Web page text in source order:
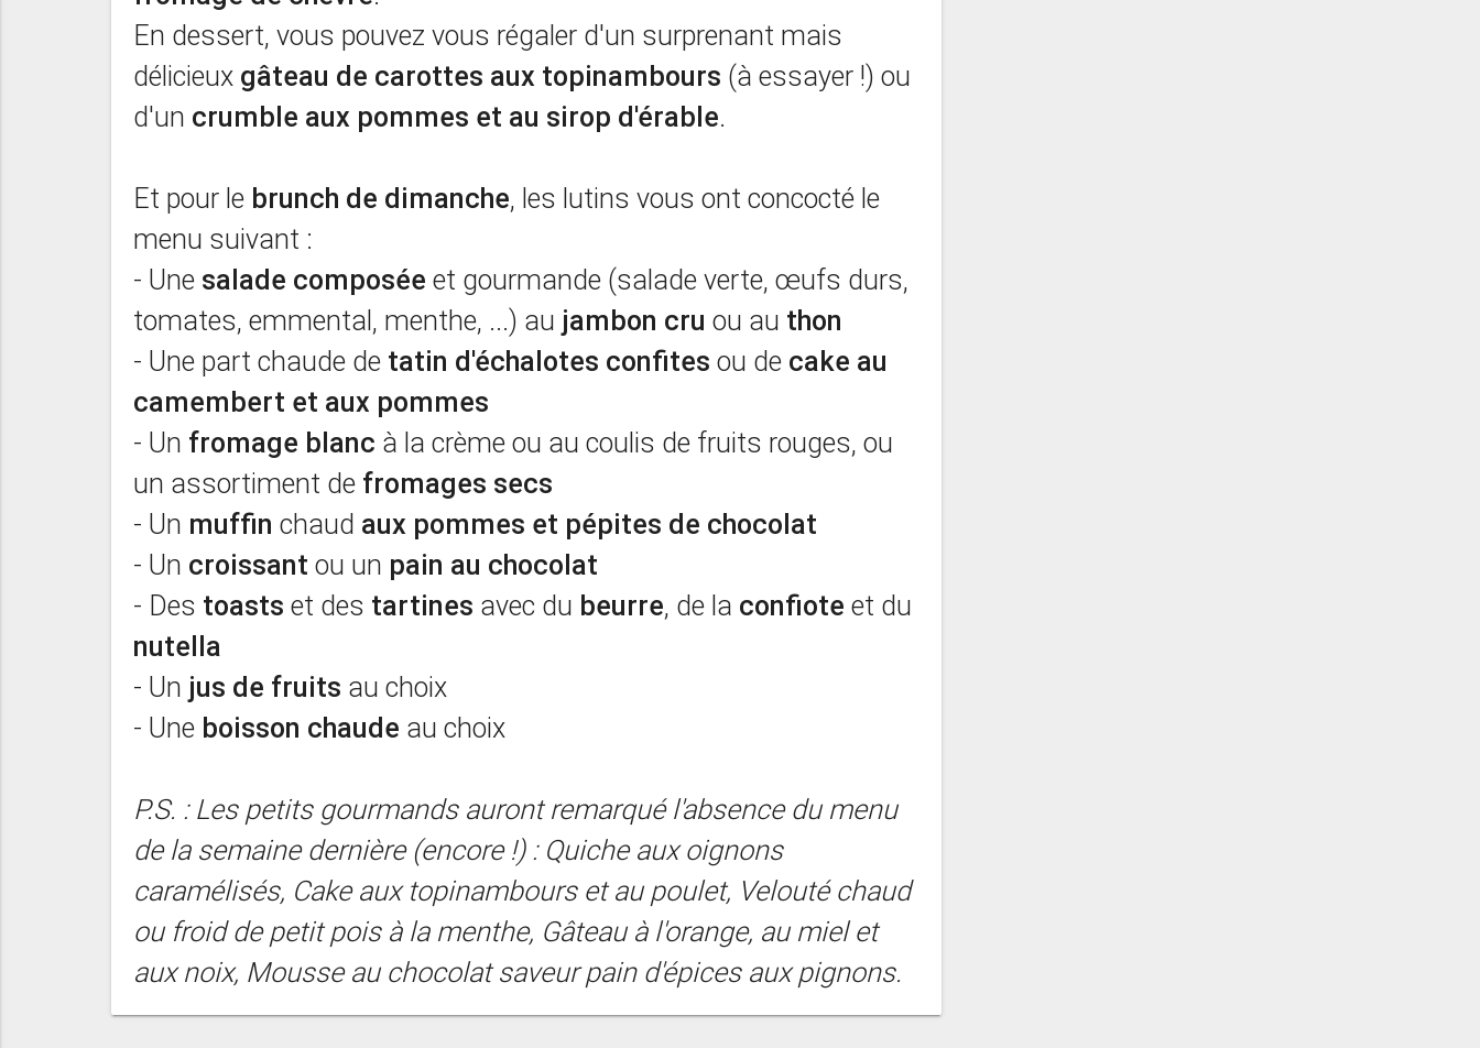
En dessert, vous pouvez vous régaler d'un surprenant mais
délicieux gâteau de carottes aux topinambours (à essayer !) ou
d'un crumble aux pommes et au sirop d'érable.
Et pour le brunch de dimanche, les lutins vous ont concocté le
menu suivant :
- Une salade composée et gourmande (salade verte, œufs durs,
tomates, emmental, menthe, ...) au jambon cru ou au thon
- Une part chaude de tatin d'échalotes confites ou de cake au
camembert et aux pommes
- Un fromage blanc à la crème ou au coulis de fruits rouges, ou
un assortiment de fromages secs
- Un muffin chaud aux pommes et pépites de chocolat
- Un croissant ou un pain au chocolat
- Des toasts et des tartines avec du beurre, de la confiote et du
nutella
- Un jus de fruits au choix
- Une boisson chaude au choix
P.S. : Les petits gourmands auront remarqué l'absence du menu
de la semaine dernière (encore !) : Quiche aux oignons
caramélisés, Cake aux topinambours et au poulet, Velouté chaud
ou froid de petit pois à la menthe, Gâteau à l'orange, au miel et
aux noix, Mousse au chocolat saveur pain d'épices aux pignons.